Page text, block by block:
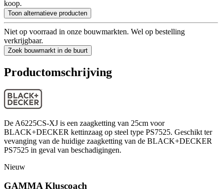
koop.
Toon alternatieve producten
Niet op voorraad in onze bouwmarkten. Wel op bestelling
verkrijgbaar.
Zoek bouwmarkt in de buurt
Productomschrijving
De A6225CS-XJ is een zaagketting van 25cm voor
BLACK+DECKER kettinzaag op steel type PS7525. Geschikt ter
vevanging van de huidige zaagketting van de BLACK+DECKER
PS7525 in geval van beschadigingen.
Nieuw
GAMMA Kluscoach